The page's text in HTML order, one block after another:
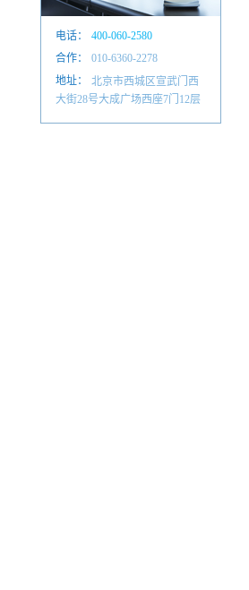
电话：
400-060-2580
010-6601 4884
合作：
010-6360-2278
地址：
北京市西城区宣武门西
大街28号大成广场西座7门12层